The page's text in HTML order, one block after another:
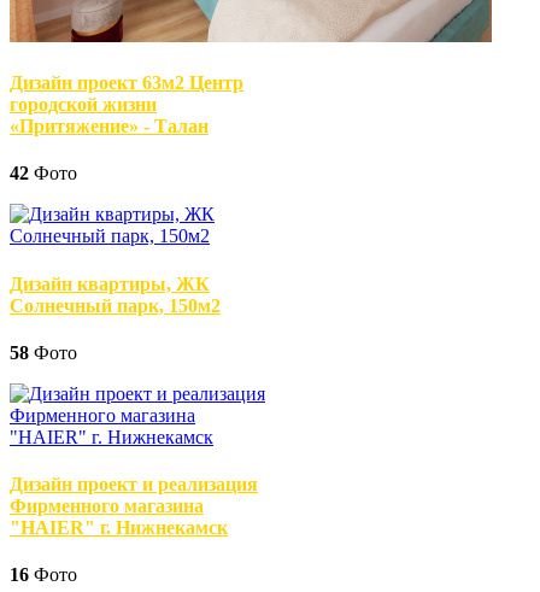
Дизайн проект 63м2 Центр
городской жизни
«Притяжение» - Талан
42 Фото
Дизайн квартиры, ЖК
Солнечный парк, 150м2
58 Фото
Дизайн проект и реализация
Фирменного магазина
"HAIER" г. Нижнекамск
16 Фото